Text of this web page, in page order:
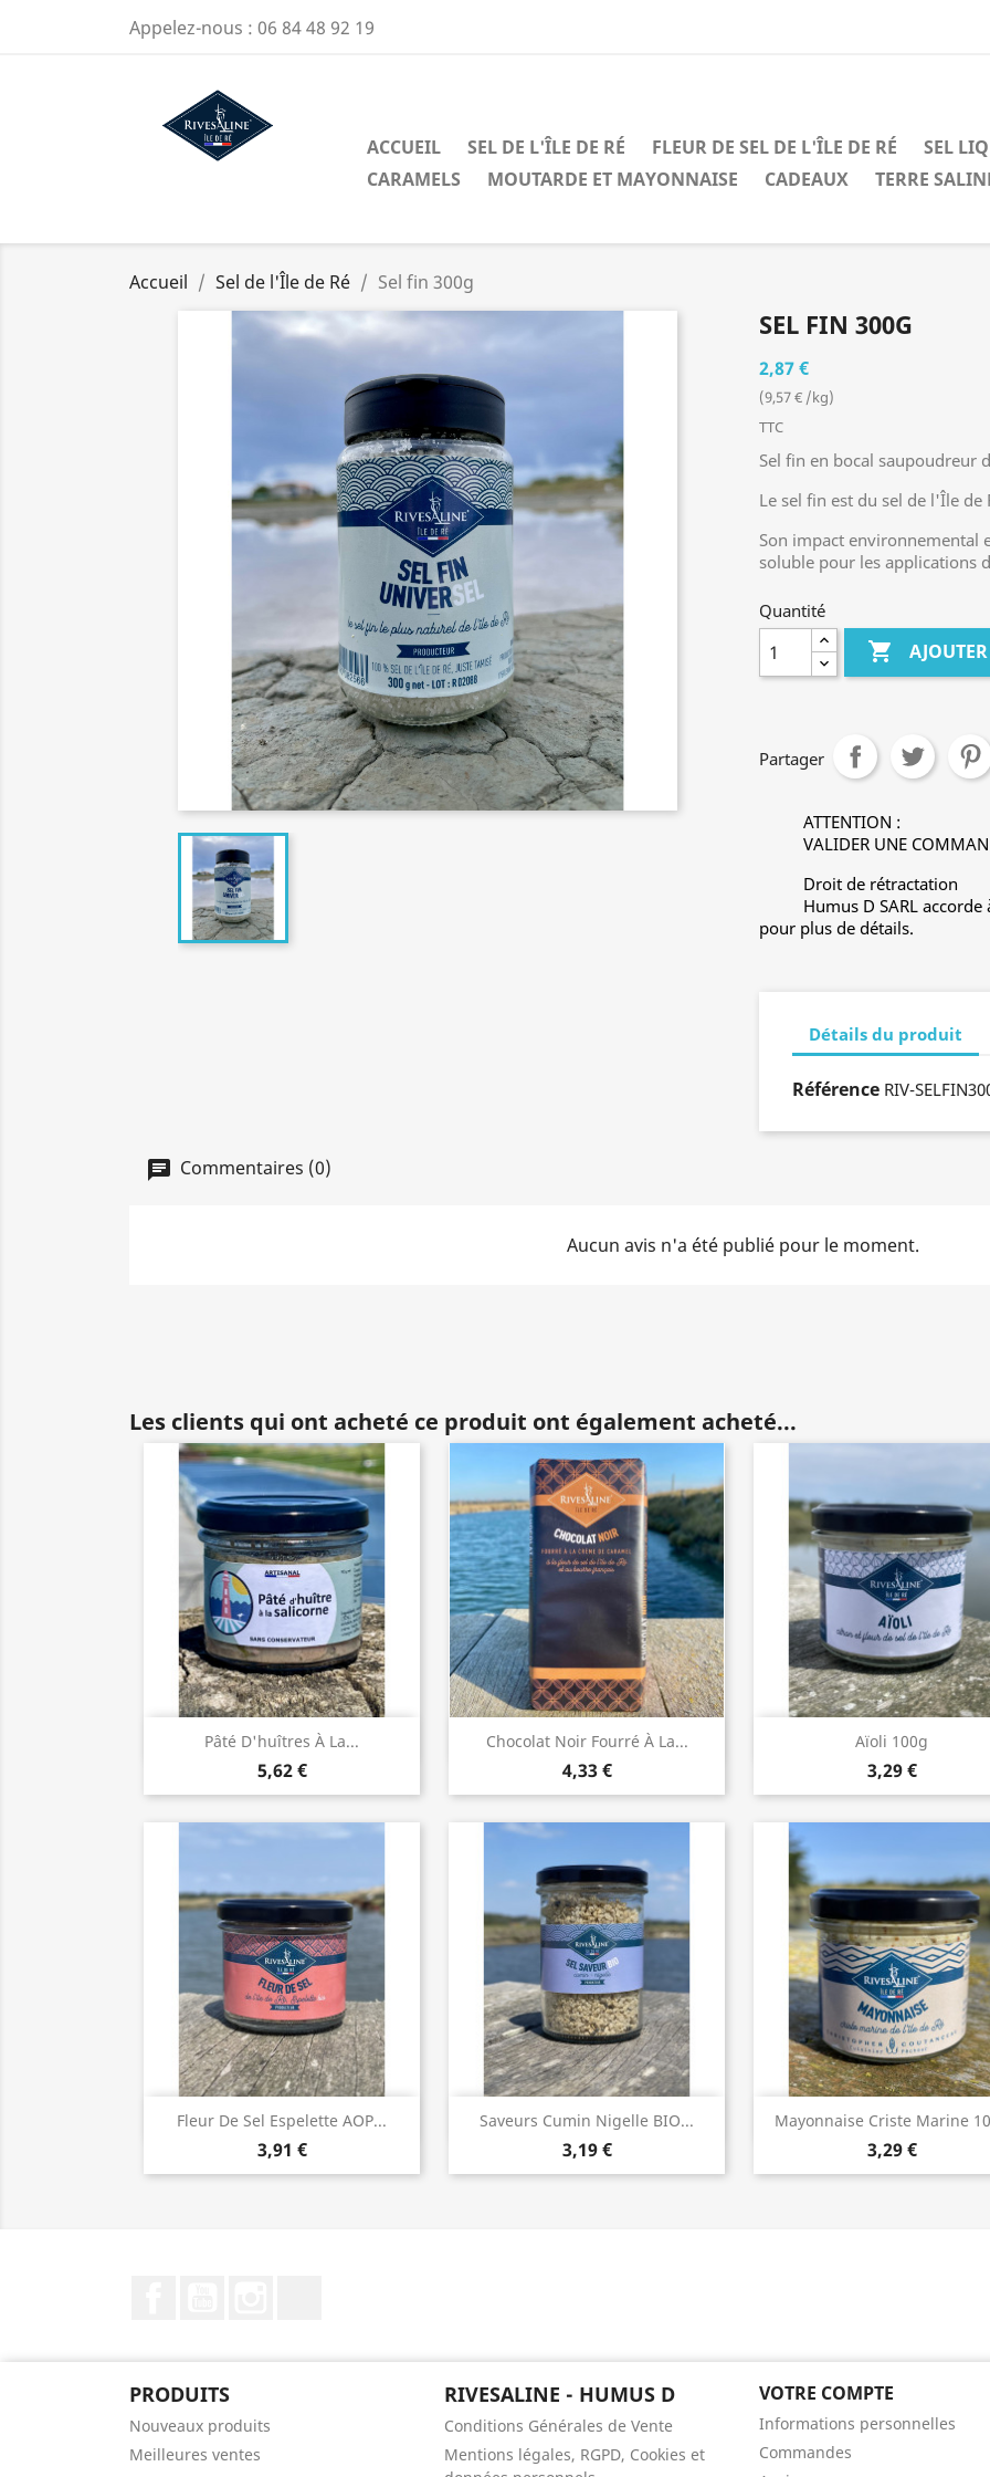
Appelez-nous : 06 84 48 92 19
ACCUEIL SEL DE L'ÎLE DE RÉ FLEUR DE SEL DE L'ÎLE DE RÉ
SEL
CARAMELS
MOUTARDE ET MAYONNAISE CADEAUX TERRE
Accueil Sel de l'Île de Ré Sel fin 300g
SEL FIN 300G
2,87 €
(9,57 € /kg)
TTC
Sel fin en bocal saupoudreur
Le sel fin est du sel de l'Île
Son impact environnemental
soluble pour les applications
Quantité

Partager
ATTENTION :
VALIDER UNE
Droit de rétractation
Humus D SARL
pour plus de détails.
Détails du produit
Référence RIV-
Commentaires (0)
Aucun avis n'a été publié pour le moment.
Les clients qui ont acheté ce produit ont également acheté...
Pâté D'huîtres À La...
5,62 €
Aperçu rapide Chocolat Noir Fourré À La...
4,33 €
Aperçu rapide Aïoli 100g
3,29 €
Aperçu rapide
Fleur De Sel Espelette AOP...
3,91 €
Aperçu rapide Saveurs Cumin Nigelle BIO...
3,19 €
 Aperçu rapide Mayonnaise Criste Marine
3,29 €
Aperçu rapide
PRODUITS
Nouveaux produits
Meilleures ventes
RIVESALINE - HUMUS D
Conditions Générales de Vente
Mentions légales, RGPD, Cookies et
VOTRE COMPTE
Informations personnelles
Commandes